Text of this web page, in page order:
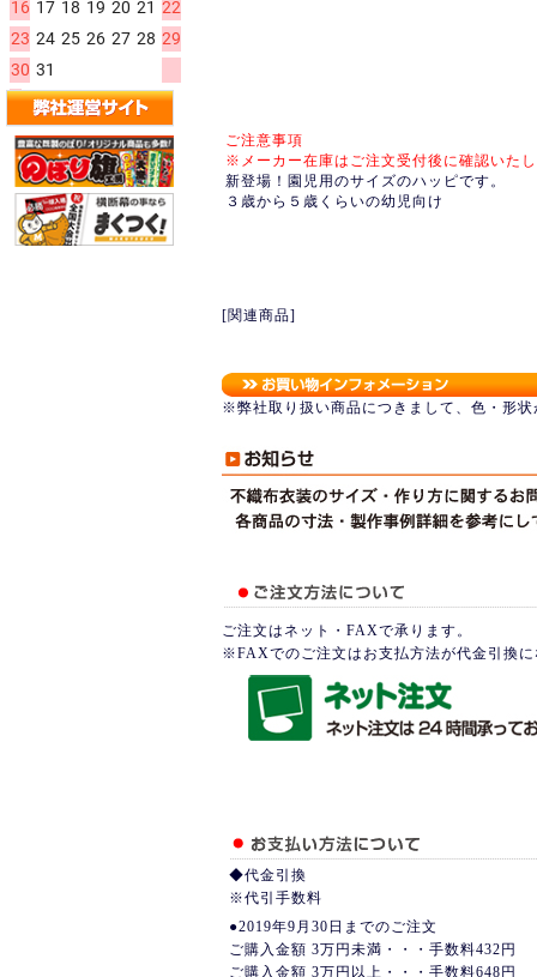
ご注意事項
※メーカー在庫はご注文受付後に確認いた
新登場！園児用のサイズのハッピです。
３歳から５歳くらいの幼児向け
[関連商品]
※弊社取り扱い商品につきまして、色・形
ご注文はネット・FAXで承ります。
※FAXでのご注文はお支払方法が代金引換
◆代金引換
※代引手数料
●2019年9月30日までのご注文
ご購入金額 3万円未満・・・手数料432円
ご購入金額 3万円以上・・・手数料648円